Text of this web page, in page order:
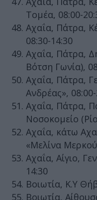
Τομέα, 08:00-
Αχαΐα, Πάτρα,
08:30-14:30
Αχαΐα, Πάτρα,
Βότση Γωνία),
Αχαΐα, Πάτρα,
Ανδρέας»,
Αχαΐα, Πάτρα,
Νοσοκομείο
Αχαΐα, κάτω
«Μελίνα
Αχαΐα, Αίγιο,
14:30
Βοιωτία, Κ.Υ
Βοιωτία,